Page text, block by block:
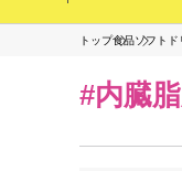
トップ食品ソフトド
#内臓